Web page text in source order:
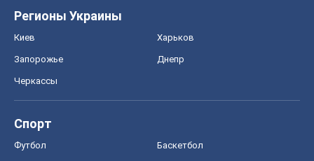
Регионы Украины
Киев Харьков
Запорожье Днепр
Черкассы
Спорт
Футбол Баскетбол